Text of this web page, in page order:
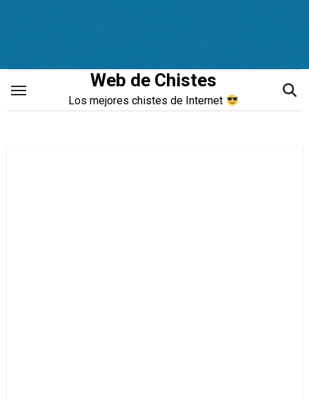
Web de Chistes
Los mejores chistes de Internet